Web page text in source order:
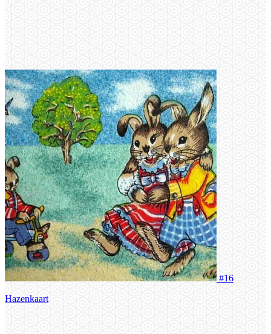
#16
Hazenkaart